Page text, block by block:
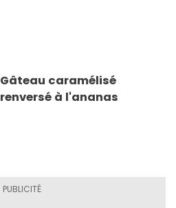
Gâteau caramélisé
renversé à l'ananas